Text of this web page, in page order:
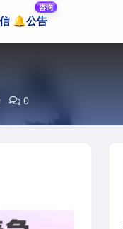
🔔公告
咨询
0